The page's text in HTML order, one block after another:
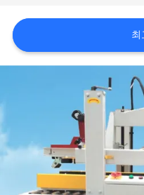
질
관
문
최